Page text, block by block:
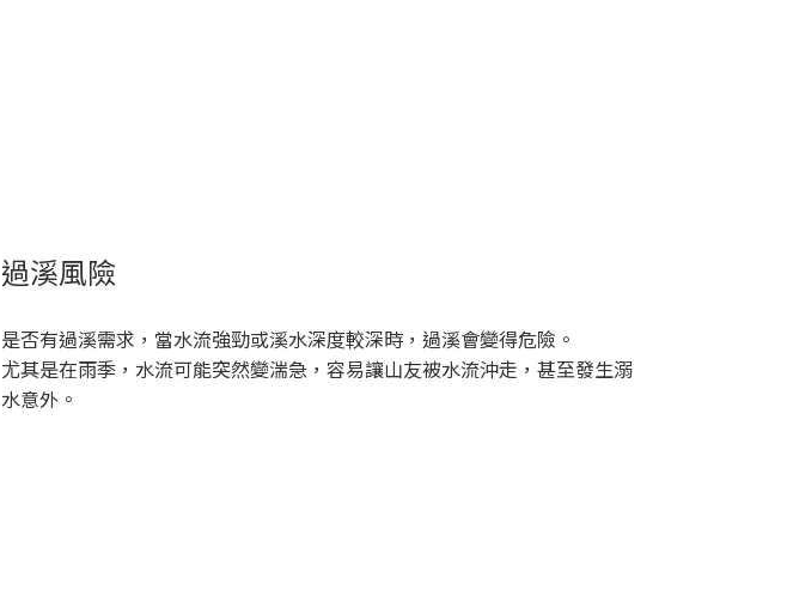
過溪風險
是否有過溪需求，當水流強勁或溪水深度較深時，過溪會變得危險。
尤其是在雨季，水流可能突然變湍急，容易讓山友被水流沖走，甚至發生溺
水意外。